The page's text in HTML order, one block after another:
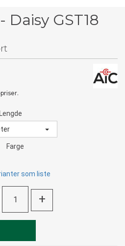
Daisy GST18
Lengde
Farge
som liste
+